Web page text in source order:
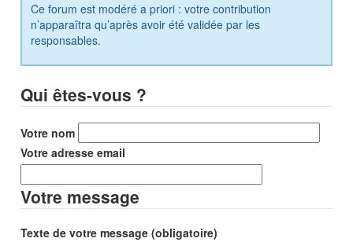
Ce forum est modéré a priori : votre contribution
n’apparaîtra qu’après avoir été validée par les
responsables.
Qui êtes-vous ?
Votre nom
Votre adresse email
Votre message
Texte de votre message (obligatoire)